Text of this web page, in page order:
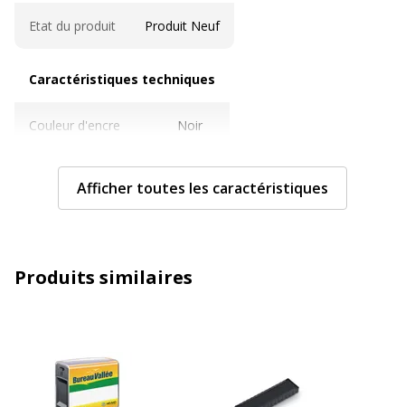
Etat du produit Produit Neuf
Caractéristiques techniques
Couleur d'encre Noir
Caractéristiques environnementales
Caractéristiques environnementales
Emballage sans plastique
Produit rechargeable Non
Afficher toutes les caractéristiques
Produits similaires